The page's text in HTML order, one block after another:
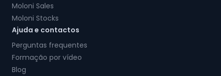
Moloni Sales
Moloni Stocks
Ajuda e contactos
Perguntas frequentes
Formação por vídeo
Blog